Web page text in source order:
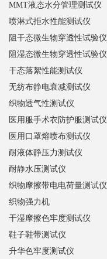
MMT液态水分管理测试仪
喷淋式拒水性能测试仪
阻干态微生物穿透性试验仪
阻湿态微生物穿透性试验仪
干态落絮性能测试仪
无纺布静电衰减测试仪
织物透气性测试仪
医用服手术衣防护服测试仪
医用口罩熔喷布测试仪
耐液体静压力测试仪
耐静水压测试仪
织物摩擦带电电荷量测试仪
织物强力机
干湿摩擦色牢度测试仪
鞋子鞋带测试仪
升华色牢度测试仪